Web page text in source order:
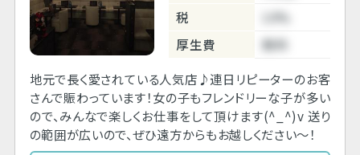
税
10%
厚生費
無料
地元で長く愛されている人気店♪連日リピーターのお客
さんで賑わっています！女の子もフレンドリーな子が多い
ので、みんなで楽しくお仕事をして頂けます(^_^)v 送り
の範囲が広いので、ぜひ遠方からもお越しください～！